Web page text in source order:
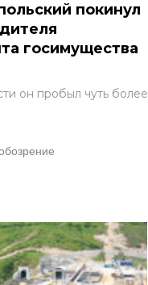
покинул
госимущества
он пробыл чуть более